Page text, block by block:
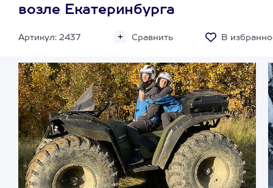
возле Екатеринбурга
Артикул: 2437 Сравнить В